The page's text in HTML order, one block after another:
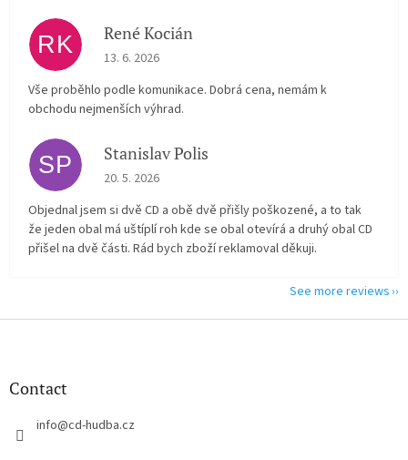
RK René Kocián
The store rating is 5 out of 5 stars.
13. 6. 2026
Vše proběhlo podle komunikace. Dobrá cena, nemám k
obchodu nejmenších výhrad.
SP Stanislav Polis
The store rating is 2 out of 5 stars.
20. 5. 2026
Objednal jsem si dvě CD a obě dvě přišly poškozené, a to tak
že jeden obal má uštíplí roh kde se obal otevírá a druhý obal CD
přišel na dvě části. Rád bych zboží reklamoval děkuji.
See more reviews
F
Contact
info@cd-hudba.cz